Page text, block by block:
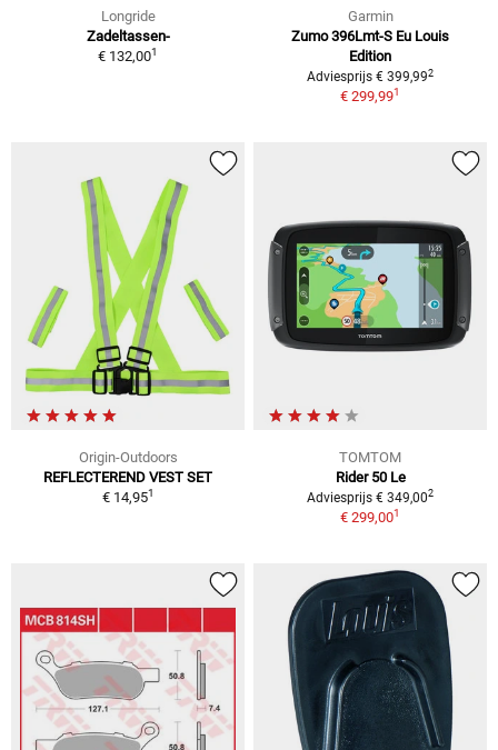
Longride
Zadeltassen-
€ 132,001
Garmin
Zumo 396Lmt-S Eu Louis
Edition
Adviesprijs € 399,992
€ 299,991
Origin-Outdoors
REFLECTEREND VEST SET
€ 14,951
TOMTOM
Rider 50 Le
Adviesprijs € 349,002
€ 299,001